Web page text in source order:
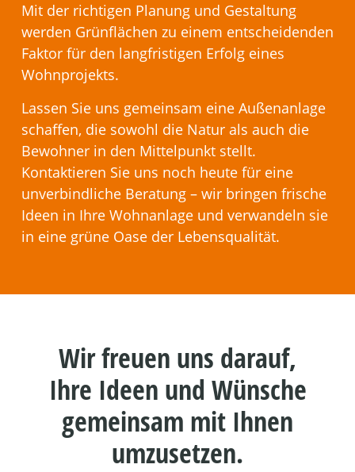
Mit der richtigen Planung und Gestaltung
werden Grünflächen zu einem entscheidenden
Faktor für den langfristigen Erfolg eines
Wohnprojekts.
Lassen Sie uns gemeinsam eine Außenanlage
schaffen, die sowohl die Natur als auch die
Bewohner in den Mittelpunkt stellt.
Kontaktieren Sie uns noch heute für eine
unverbindliche Beratung – wir bringen frische
Ideen in Ihre Wohnanlage und verwandeln sie
in eine grüne Oase der Lebensqualität.
Wir freuen uns darauf,
Ihre Ideen und Wünsche
gemeinsam mit Ihnen
umzusetzen.